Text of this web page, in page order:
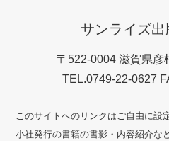
サンライズ
〒522-0004 滋賀県彦
TEL.0749-22-0627
このサイトへのリンクはご自由に設
小社発行の書籍の書影・内容紹介な